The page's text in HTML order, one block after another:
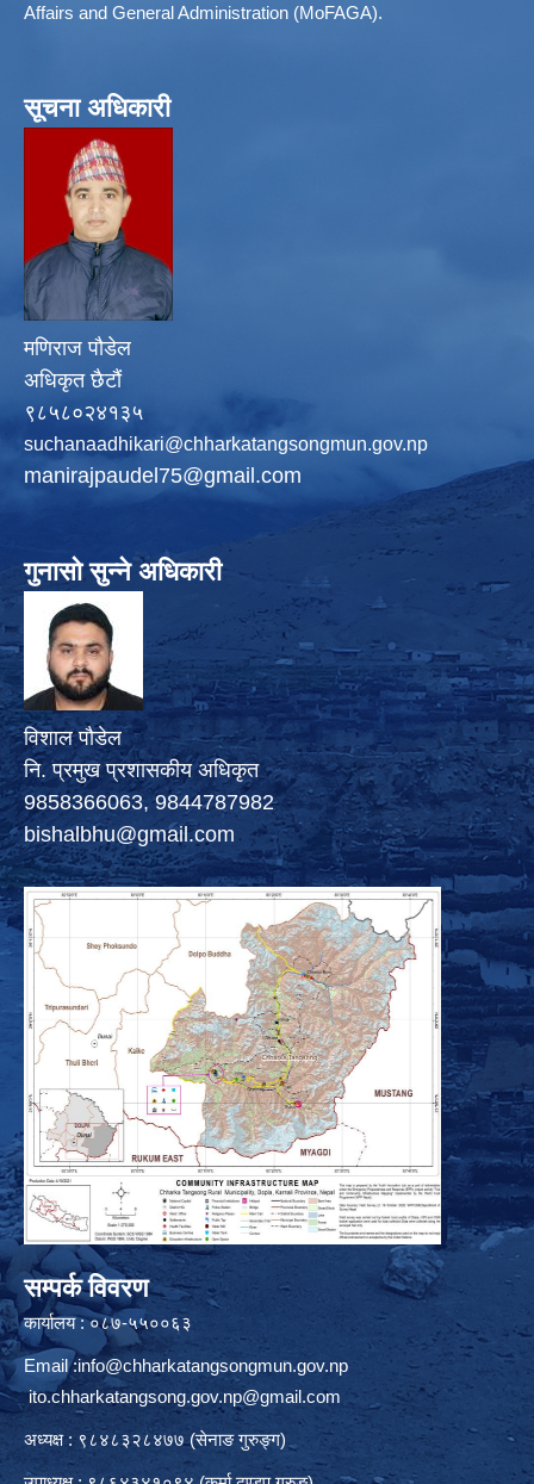
Affairs and General Administration (MoFAGA).
सूचना अधिकारी
मणिराज पौडेल
अधिकृत छैटौं
९८५८०२४१३५
suchanaadhikari@chharkatangsongmun.gov.np
manirajpaudel75@gmail.com
गुनासो सुन्ने अधिकारी
विशाल पौडेल
नि. प्रमुख प्रशासकीय अधिकृत
9858366063, 9844787982
bishalbhu@gmail.com
सम्पर्क विवरण
कार्यालय : ०८७-५५००६३
Email :info@chharkatangsongmun.gov.np
ito.chharkatangsong.gov.np@gmail.com
अध्यक्ष : ९८४८३२८४७७ (सेनाङ गुरुङ्ग)